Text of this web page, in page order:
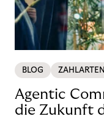
BLOG ZAHLARTEN
Agentic
die Zukunft